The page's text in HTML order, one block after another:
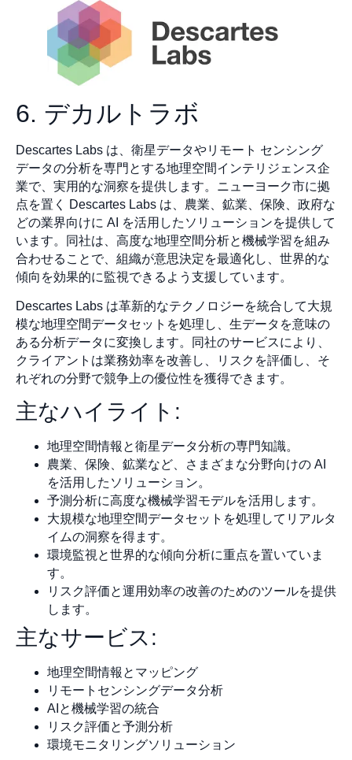
6. デカルトラボ
Descartes Labs は、衛星データやリモート センシング
データの分析を専門とする地理空間インテリジェンス企
業で、実用的な洞察を提供します。ニューヨーク市に拠
点を置く Descartes Labs は、農業、鉱業、保険、政府な
どの業界向けに AI を活用したソリューションを提供して
います。同社は、高度な地理空間分析と機械学習を組み
合わせることで、組織が意思決定を最適化し、世界的な
傾向を効果的に監視できるよう支援しています。
Descartes Labs は革新的なテクノロジーを統合して大規
模な地理空間データセットを処理し、生データを意味の
ある分析データに変換します。同社のサービスにより、
クライアントは業務効率を改善し、リスクを評価し、そ
れぞれの分野で競争上の優位性を獲得できます。
主なハイライト:
地理空間情報と衛星データ分析の専門知識。
農業、保険、鉱業など、さまざまな分野向けの AI
を活用したソリューション。
予測分析に高度な機械学習モデルを活用します。
大規模な地理空間データセットを処理してリアルタ
イムの洞察を得ます。
環境監視と世界的な傾向分析に重点を置いていま
す。
リスク評価と運用効率の改善のためのツールを提供
します。
主なサービス:
地理空間情報とマッピング
リモートセンシングデータ分析
AIと機械学習の統合
リスク評価と予測分析
環境モニタリングソリューション